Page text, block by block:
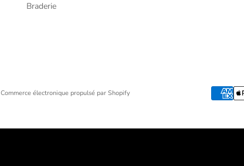
Braderie
Commerce électronique propulsé par Shopify